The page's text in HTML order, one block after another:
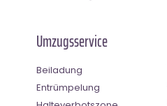
Umzugsservice
Beiladung
Entrümpelung